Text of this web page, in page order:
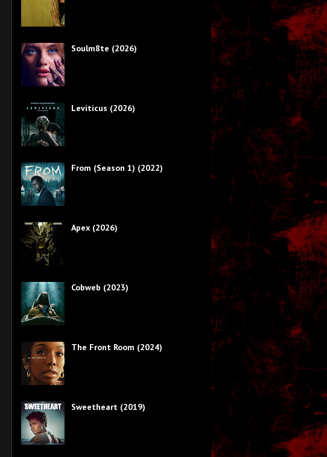
Soulm8te (2026)
Leviticus (2026)
From (Season 1) (2022)
Apex (2026)
Cobweb (2023)
The Front Room (2024)
Sweetheart (2019)